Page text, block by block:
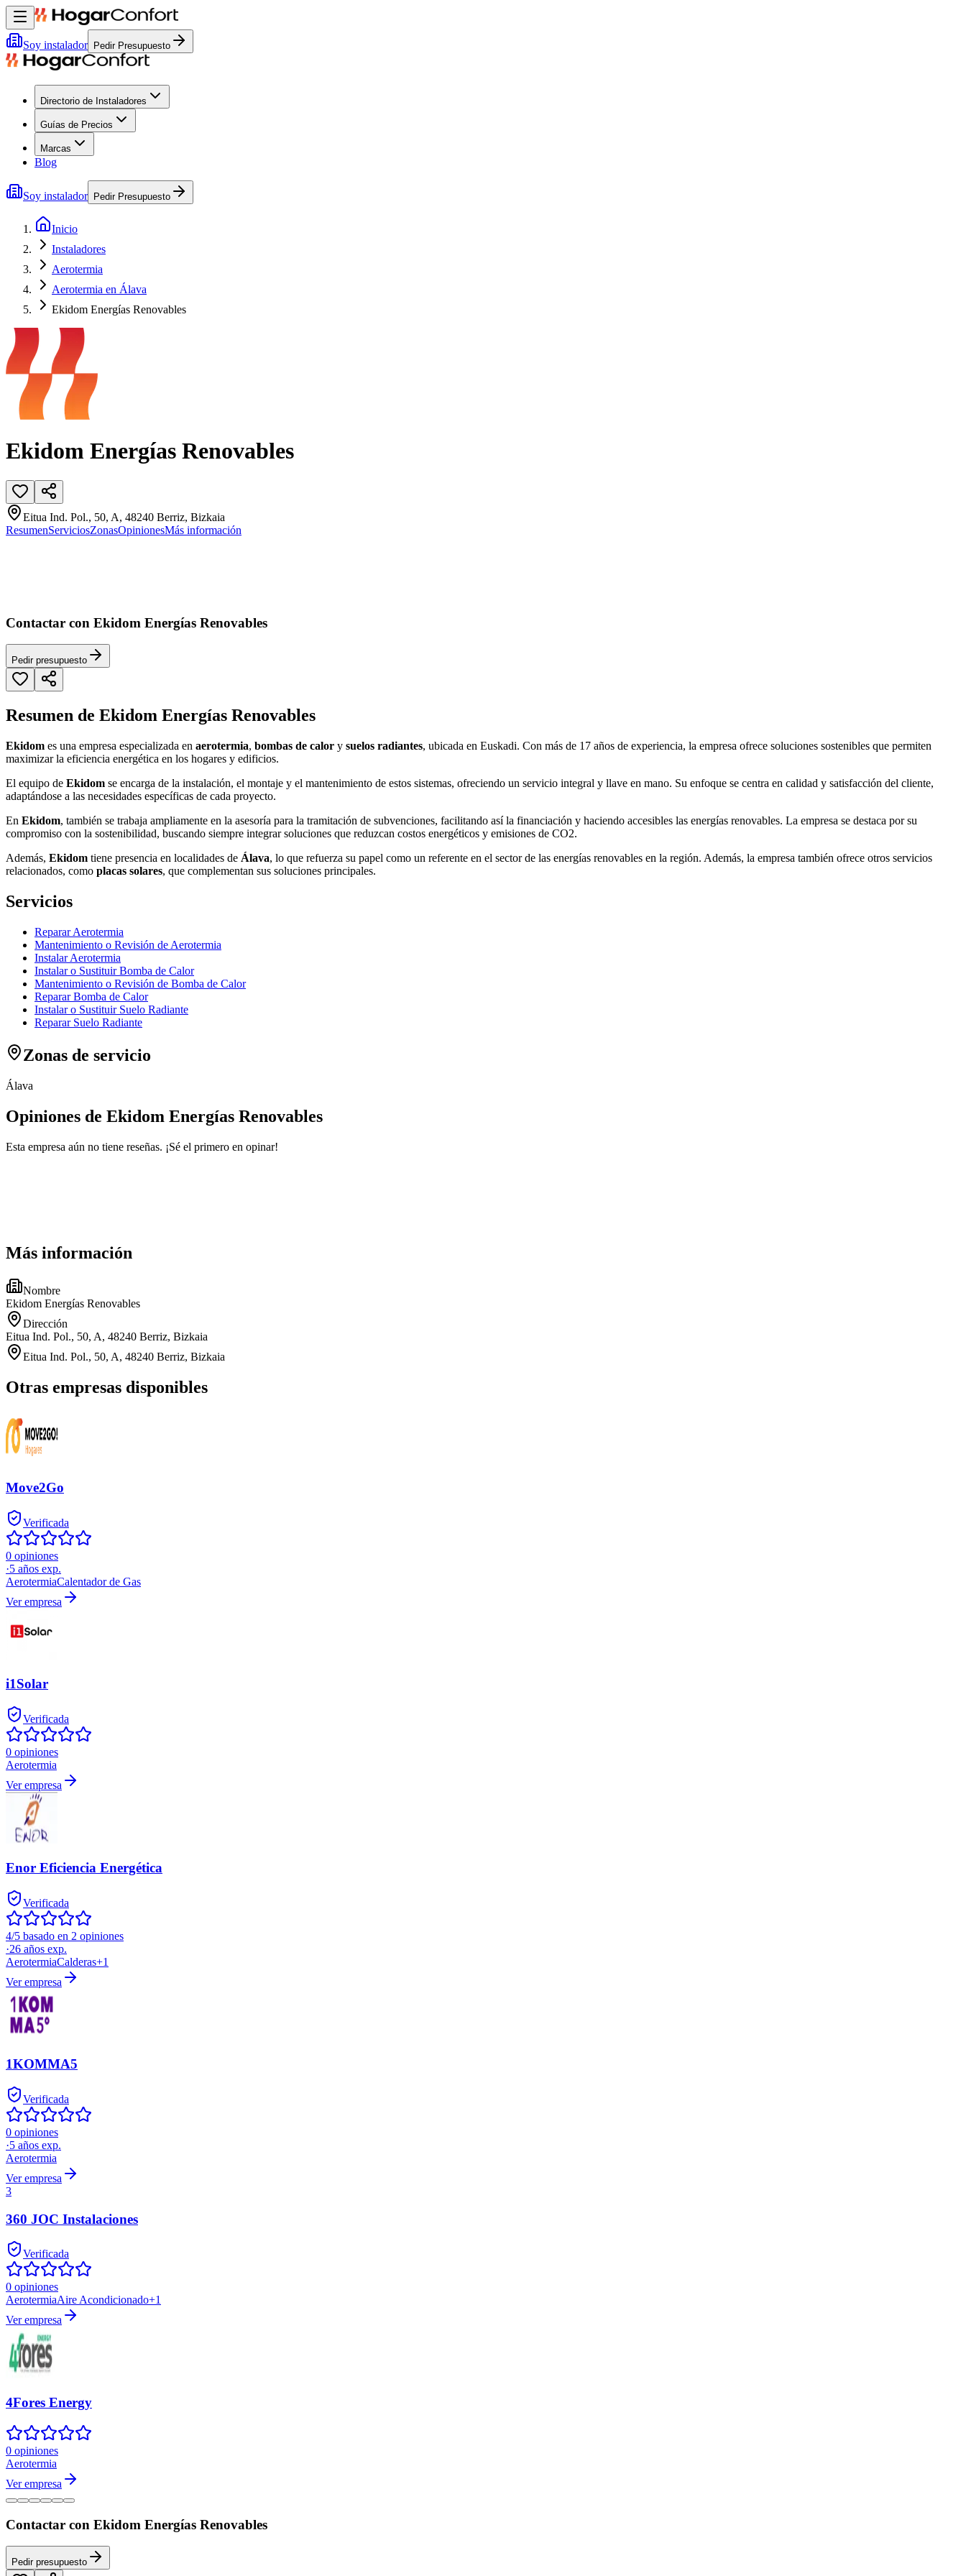
Soy instalador Pedir Presupuesto
Directorio de Instaladores
Guías de Precios
Marcas
Blog
Soy instalador Pedir Presupuesto
Inicio
Instaladores
Aerotermia
Aerotermia en Álava
Ekidom Energías Renovables
Ekidom Energías Renovables
Eitua Ind. Pol., 50, A, 48240 Berriz, Bizkaia
ResumenServiciosZonasOpinionesMás información
Contactar con Ekidom Energías Renovables
Pedir presupuesto
Resumen de Ekidom Energías Renovables
Ekidom es una empresa especializada en aerotermia, bombas de calor y suelos radiantes, ubicada en Euskadi. Con más de 17 años de experiencia, la empresa ofrece soluciones sostenibles que permiten
maximizar la eficiencia energética en los hogares y edificios.
El equipo de Ekidom se encarga de la instalación, el montaje y el mantenimiento de estos sistemas, ofreciendo un servicio integral y llave en mano. Su enfoque se centra en calidad y satisfacción del cliente,
adaptándose a las necesidades específicas de cada proyecto.
En Ekidom, también se trabaja ampliamente en la asesoría para la tramitación de subvenciones, facilitando así la financiación y haciendo accesibles las energías renovables. La empresa se destaca por su
compromiso con la sostenibilidad, buscando siempre integrar soluciones que reduzcan costos energéticos y emisiones de CO2.
Además, Ekidom tiene presencia en localidades de Álava, lo que refuerza su papel como un referente en el sector de las energías renovables en la región. Además, la empresa también ofrece otros servicios
relacionados, como placas solares, que complementan sus soluciones principales.
Servicios
Reparar Aerotermia
Mantenimiento o Revisión de Aerotermia
Instalar Aerotermia
Instalar o Sustituir Bomba de Calor
Mantenimiento o Revisión de Bomba de Calor
Reparar Bomba de Calor
Instalar o Sustituir Suelo Radiante
Reparar Suelo Radiante
Zonas de servicio
Álava
Opiniones de Ekidom Energías Renovables
Esta empresa aún no tiene reseñas. ¡Sé el primero en opinar!
Más información
Nombre
Ekidom Energías Renovables
Dirección
Eitua Ind. Pol., 50, A, 48240 Berriz, Bizkaia
Eitua Ind. Pol., 50, A, 48240 Berriz, Bizkaia
Otras empresas disponibles
Move2Go
Verificada
0 opiniones
·5 años exp.
AerotermiaCalentador de Gas
Ver empresa
i1Solar
Verificada
0 opiniones
Aerotermia
Ver empresa
Enor Eficiencia Energética
Verificada
4/5 basado en 2 opiniones
·26 años exp.
AerotermiaCalderas+1
Ver empresa
1KOMMA5
Verificada
0 opiniones
·5 años exp.
Aerotermia
Ver empresa
3
360 JOC Instalaciones
Verificada
0 opiniones
AerotermiaAire Acondicionado+1
Ver empresa
4Fores Energy
0 opiniones
Aerotermia
Ver empresa
Contactar con Ekidom Energías Renovables
Pedir presupuesto